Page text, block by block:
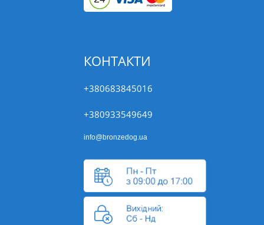
КОНТАКТИ
+380683845016
+380933549649
info@bronzedog.ua